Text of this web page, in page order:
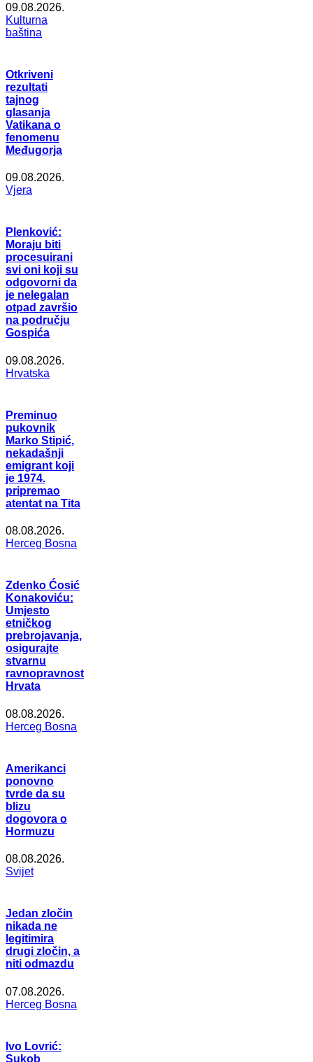
09.08.2026.
Kulturna
baština
Otkriveni
rezultati
tajnog
glasanja
Vatikana o
fenomenu
Međugorja
09.08.2026.
Vjera
Plenković:
Moraju biti
procesuirani
svi oni koji su
odgovorni da
je nelegalan
otpad završio
na području
Gospića
09.08.2026.
Hrvatska
Preminuo
pukovnik
Marko Stipić,
nekadašnji
emigrant koji
je 1974.
pripremao
atentat na Tita
08.08.2026.
Herceg Bosna
Zdenko Ćosić
Konakoviću:
Umjesto
etničkog
prebrojavanja,
osigurajte
stvarnu
ravnopravnost
Hrvata
08.08.2026.
Herceg Bosna
Amerikanci
ponovno
tvrde da su
blizu
dogovora o
Hormuzu
08.08.2026.
Svijet
Jedan zločin
nikada ne
legitimira
drugi zločin, a
niti odmazdu
07.08.2026.
Herceg Bosna
Ivo Lovrić:
Sukob